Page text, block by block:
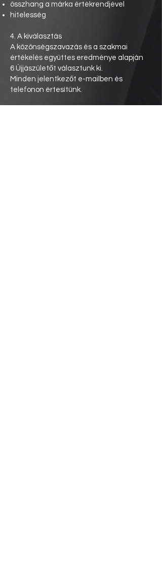
összhang a márka értékrendjével
hitelesség
4. A kiválasztás
A közönségszavazás és a szakmai
értékelés együttes eredménye alapján
6 Újjászületőt választunk ki.
Minden jelentkezőt e-mailben és
telefonon értesítünk.